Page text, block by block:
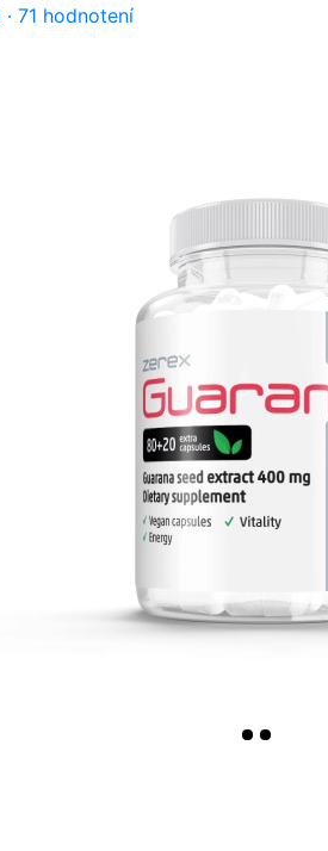
· 71 hodnotení